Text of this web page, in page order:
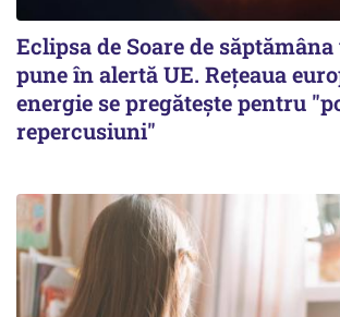
Eclipsa de Soare de
pune în alertă UE. Rețeaua
energie se pregătește pentru
repercusiuni"